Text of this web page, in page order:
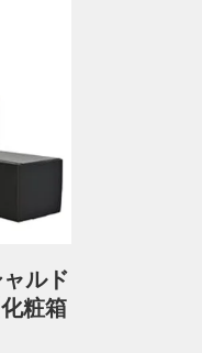
ルド
粧箱